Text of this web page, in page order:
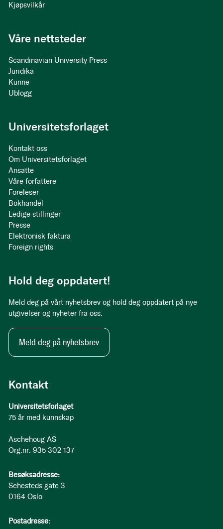
Kontakt
Universitetsforlaget
75 år med kunnskap
Aschehoug AS
Org.nr: 935 302 137
Besøksadresse:
Sehesteds gate 3
0164 Oslo
Postadresse:
Kjøpsvilkår
Våre nettsteder
Scandinavian University Press
Juridika
Kunne
Ublogg
Universitetsforlaget
Kontakt oss
Om Universitetsforlaget
Ansatte
Våre forfattere
Foreleser
Bokhandel
Ledige stillinger
Presse
Elektronisk faktura
Foreign rights
Hold deg oppdatert!
Meld deg på vårt nyhetsbrev og hold deg oppdatert på nye
utgivelser og nyheter fra oss.
Meld deg på nyhetsbrev